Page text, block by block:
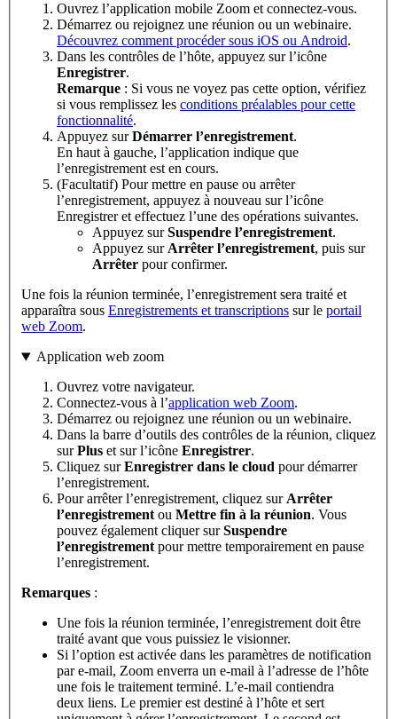
Ouvrez l’application mobile Zoom et connectez-vous.
Démarrez ou rejoignez une réunion ou un webinaire.
Découvrez comment procéder sous iOS ou Android.
Dans les contrôles de l’hôte, appuyez sur l’icône
Enregistrer.
Remarque : Si vous ne voyez pas cette option, vérifiez
si vous remplissez les conditions préalables pour cette
fonctionnalité.
Appuyez surDémarrer l’enregistrement.
En haut à gauche, l’application indique que
l’enregistrement est en cours.
(Facultatif) Pour mettre en pause ou arrêter
l’enregistrement, appuyez à nouveau sur l’icône
Enregistrer et effectuez l’une des opérations suivantes.
Appuyez surSuspendre l’enregistrement.
Appuyez sur Arrêter l’enregistrement, puis sur
Arrêter pour confirmer.
Une fois la réunion terminée, l’enregistrement sera traité et
apparaîtra sous Enregistrements et transcriptions sur le portail
web Zoom.
Application web zoom
Ouvrez votre navigateur.
Connectez-vous à l’application web Zoom.
Démarrez ou rejoignez une réunion ou un webinaire.
Dans la barre d’outils des contrôles de la réunion, cliquez
surPlus et sur l’icône Enregistrer.
Cliquez surEnregistrer dans le cloud pour démarrer
l’enregistrement.
Pour arrêter l’enregistrement, cliquez sur Arrêter
l’enregistrement ou Mettre fin à la réunion. Vous
pouvez également cliquer surSuspendre
l’enregistrement pour mettre temporairement en pause
l’enregistrement.
Remarques :
Une fois la réunion terminée, l’enregistrement doit être
traité avant que vous puissiez le visionner.
Si l’option est activée dans les paramètres de notification
par e-mail, Zoom enverra un e-mail à l’adresse de l’hôte
une fois le traitement terminé. L’e-mail contiendra
deux liens. Le premier est destiné à l’hôte et sert